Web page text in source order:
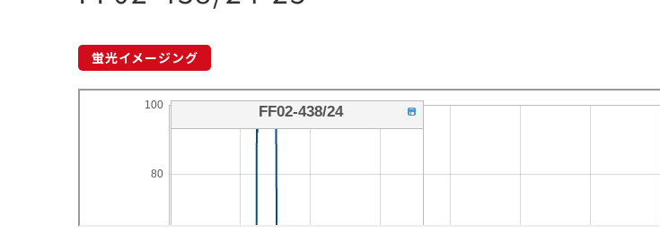
蛍光イメージング